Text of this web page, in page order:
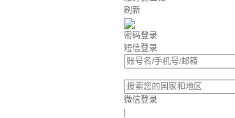
刷新
密码登录
短信登录
微信登录